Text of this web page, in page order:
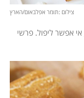
צילום :תומר אפלבאום/הארץ
אי אפשר ליפול. פרשי